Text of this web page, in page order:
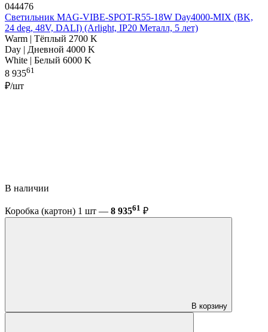
044476
Светильник MAG-VIBE-SPOT-R55-18W Day4000-MIX (BK,
24 deg, 48V, DALI) (Arlight, IP20 Металл, 5 лет)
Warm | Тёплый 2700 K
Day | Дневной 4000 K
White | Белый 6000 K
8 93561
₽/шт
В наличии
Коробка (картон) 1 шт — 8 93561 ₽
В корзину